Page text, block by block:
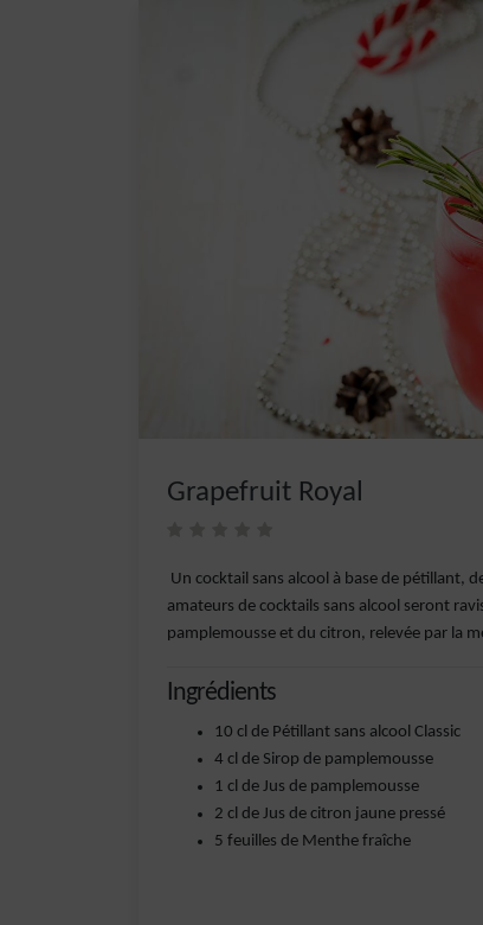
Grapefruit Royal
Un cocktail sans alcool à base de pétillant,
amateurs de cocktails sans alcool seront
pamplemousse et du citron, relevée par la
Ingrédients
10 cl de Pétillant sans alcool Classic
4 cl de Sirop de pamplemousse
1 cl de Jus de pamplemousse
2 cl de Jus de citron jaune pressé
5 feuilles de Menthe fraîche